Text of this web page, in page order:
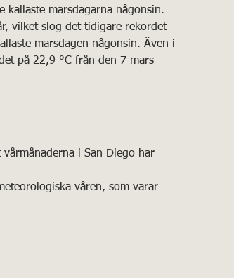
kallaste marsdagarna någonsin.
vilket slog det tidigare rekordet
marsdagen någonsin. Även i
på 22,9 °C från den 7 mars
i San Diego har
våren, som varar